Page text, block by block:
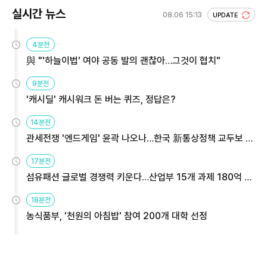
실시간 뉴스 08.06 15:13 UPDATE
4분전
與 "'하늘이법' 여야 공동 발의 괜찮아…그것이 협치"
9분전
'캐시딜' 캐시워크 돈 버는 퀴즈, 정답은?
14분전
관세전쟁 '엔드게임' 윤곽 나오나…한국 新통상정책 교두보 활
17분전
섬유패션 글로벌 경쟁력 키운다…산업부 15개 과제 180억 지
18분전
농식품부, '천원의 아침밥' 참여 200개 대학 선정